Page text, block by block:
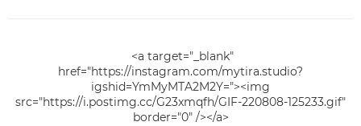
<a target="_blank"
href="https://instagram.com/mytira.studio?
igshid=YmMyMTA2M2Y="><img
src="https://i.postimg.cc/G23xmqfh/GIF-220808-125233.gif"
border="0" /></a>